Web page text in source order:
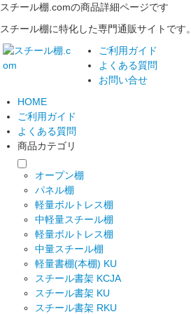
スチール棚.comの商品詳細ページです
スチール棚に特化した専門通販サイトです。
ご利用ガイド
よくある質問
お問い合せ
HOME
ご利用ガイド
よくある質問
商品カテゴリ
オープン棚
パネル棚
軽量ボルトレス棚
中軽量スチール棚
軽量ボルトレス棚
中量スチール棚
軽量書棚(本棚) KU
スチール書架 KCJA
スチール書架 KU
スチール書架 RKU